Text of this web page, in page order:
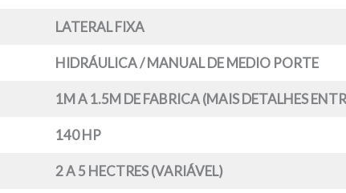
LATERAL FIXA
HIDRÁULICA / MANUAL DE MEDIO PORTE
1M A 1.5M DE FABRICA (MAIS DETALHES
140 HP
2 A 5 HECTRES (VARIÁVEL)